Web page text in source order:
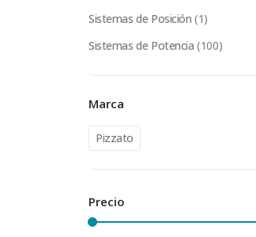
Sistemas de Posición (1)
Sistemas de Potencia (100)
Marca
Pizzato
Precio